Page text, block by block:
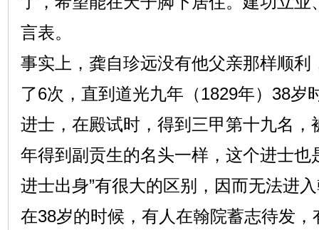
言表。
事实上，龚自珍远没有他父亲那样顺利
了6次，直到道光九年（1829年）38岁
进士，在殿试时，得到三甲第十九名，
年得到副贡生的名头一样，这个进士也
进士出身”有很大的区别，因而无法进
在38岁的时候，有人在翰院蓄志待发